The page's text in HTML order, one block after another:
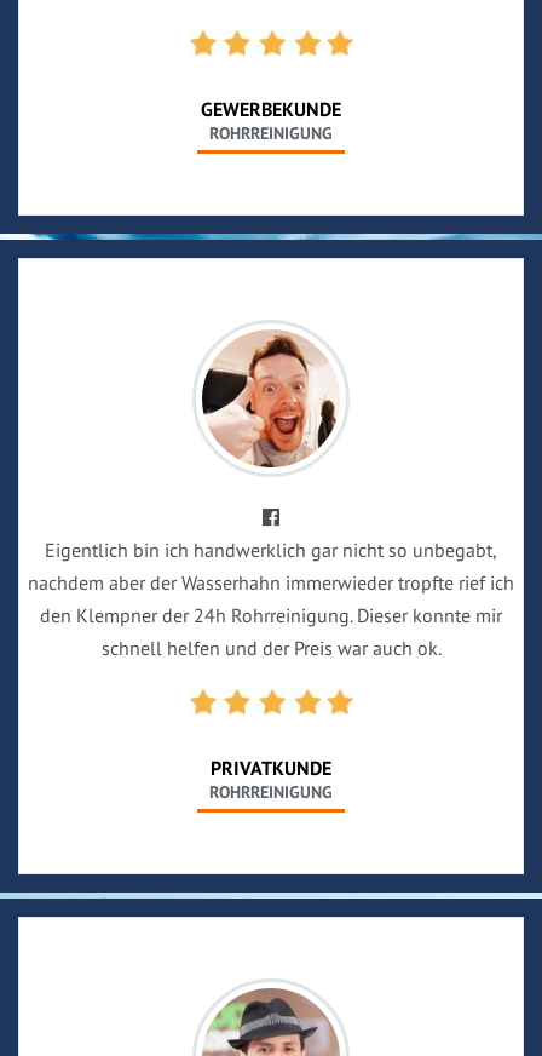
GEWERBEKUNDE
ROHRREINIGUNG
Eigentlich bin ich handwerklich gar nicht so unbegabt,
nachdem aber der Wasserhahn immerwieder tropfte rief ich
den Klempner der 24h Rohrreinigung. Dieser konnte mir
schnell helfen und der Preis war auch ok.
PRIVATKUNDE
ROHRREINIGUNG